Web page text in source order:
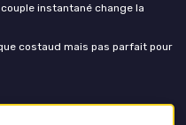
instantané change la
costaud mais pas parfait pour